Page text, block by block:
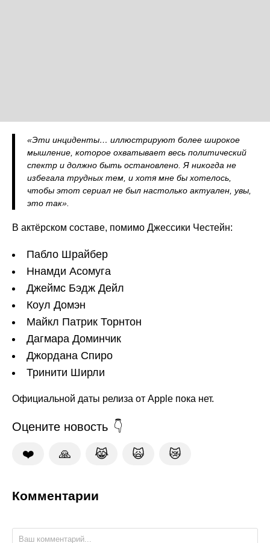
«Эти инциденты… иллюстрируют более широкое
мышление, которое охватывает весь политический
спектр и должно быть остановлено. Я никогда не
избегала трудных тем, и хотя мне бы хотелось,
чтобы этот сериал не был настолько актуален, увы,
это так».
В актёрском составе, помимо Джессики Честейн:
Пабло Шрайбер
Ннамди Асомуга
Джеймс Бэдж Дейл
Коул Домэн
Майкл Патрик Торнтон
Дагмара Доминчик
Джордана Спиро
Тринити Ширли
Официальной даты релиза от Apple пока нет.
Оцените новость
❤️ 🙏 😹 🙀 😿
Комментарии